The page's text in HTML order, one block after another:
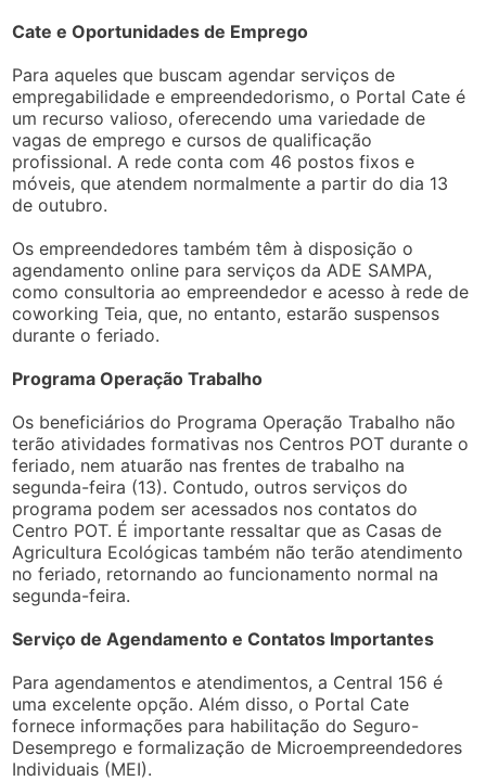
Cate e Oportunidades de Emprego
Para aqueles que buscam agendar serviços de
empregabilidade e empreendedorismo, o Portal Cate é
um recurso valioso, oferecendo uma variedade de
vagas de emprego e cursos de qualificação
profissional. A rede conta com 46 postos fixos e
móveis, que atendem normalmente a partir do dia 13
de outubro.
Os empreendedores também têm à disposição o
agendamento online para serviços da ADE SAMPA,
como consultoria ao empreendedor e acesso à rede de
coworking Teia, que, no entanto, estarão suspensos
durante o feriado.
Programa Operação Trabalho
Os beneficiários do Programa Operação Trabalho não
terão atividades formativas nos Centros POT durante o
feriado, nem atuarão nas frentes de trabalho na
segunda-feira (13). Contudo, outros serviços do
programa podem ser acessados nos contatos do
Centro POT. É importante ressaltar que as Casas de
Agricultura Ecológicas também não terão atendimento
no feriado, retornando ao funcionamento normal na
segunda-feira.
Serviço de Agendamento e Contatos Importantes
Para agendamentos e atendimentos, a Central 156 é
uma excelente opção. Além disso, o Portal Cate
fornece informações para habilitação do Seguro-
Desemprego e formalização de Microempreendedores
Individuais (MEI).